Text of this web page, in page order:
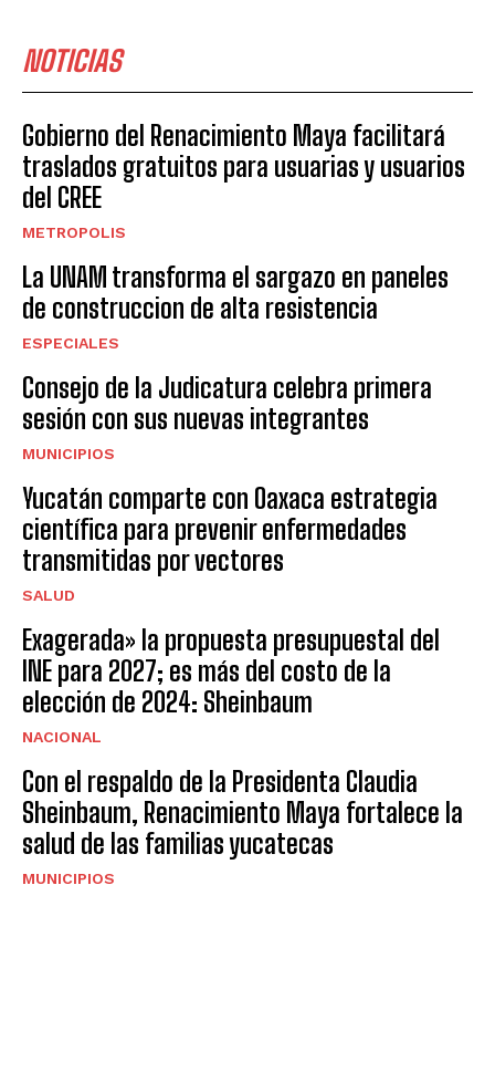
NOTICIAS
Gobierno del Renacimiento Maya facilitará
traslados gratuitos para usuarias y usuarios
del CREE
METROPOLIS
La UNAM transforma el sargazo en paneles
de construccion de alta resistencia
ESPECIALES
Consejo de la Judicatura celebra primera
sesión con sus nuevas integrantes
MUNICIPIOS
Yucatán comparte con Oaxaca estrategia
científica para prevenir enfermedades
transmitidas por vectores
SALUD
Exagerada» la propuesta presupuestal del
INE para 2027; es más del costo de la
elección de 2024: Sheinbaum
NACIONAL
Con el respaldo de la Presidenta Claudia
Sheinbaum, Renacimiento Maya fortalece la
salud de las familias yucatecas
MUNICIPIOS